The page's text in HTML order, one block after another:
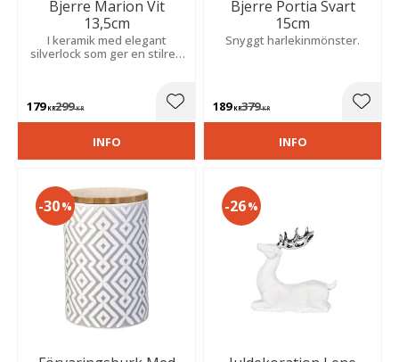
Bjerre Marion Vit
13,5cm
I keramik med elegant
silverlock som ger en stilren
179KR299KR Lägg till i favoriter
INFO
Bjerre Portia Svart
15cm
Snyggt harlekinmönster.
189KR379KR
INFO
30% 26%